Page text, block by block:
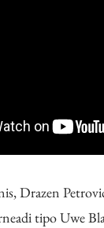
Drazen
tipo Uwe